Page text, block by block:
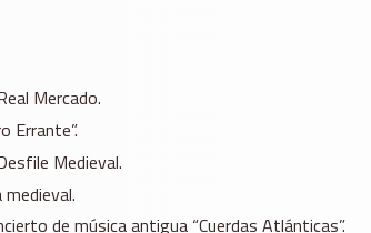
Mercado.
Errante”.
Medieval.
de música antigua “Cuerdas Atlánticas”.